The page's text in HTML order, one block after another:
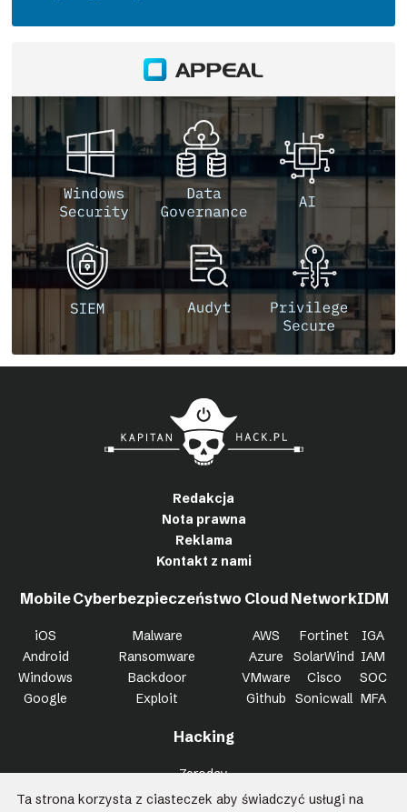
Redakcja
Nota prawna
Reklama
Kontakt z nami
Mobile
iOS
Android
Windows
Google
Cyberbezpieczeństwo
Malware
Ransomware
Backdoor
Exploit
Cloud
AWS
Azure
VMware
Github
Network
Fortinet
SolarWind
Cisco
Sonicwall
IDM
IGA
IAM
SOC
MFA
Hacking
Zeroday
Bypass
Ta strona korzysta z ciasteczek aby świadczyć usługi na